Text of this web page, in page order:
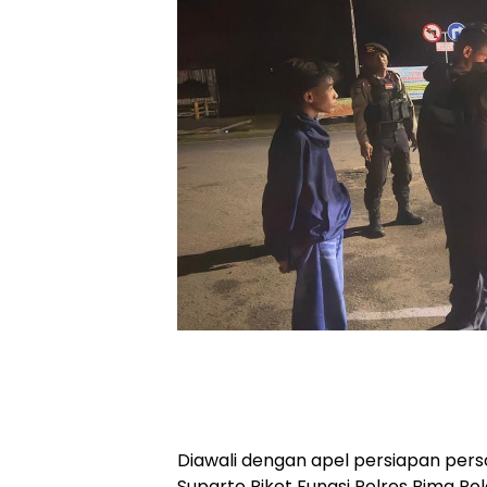
Diawali dengan apel persiapan